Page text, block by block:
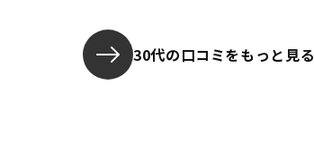
30代の口コミをもっと見る